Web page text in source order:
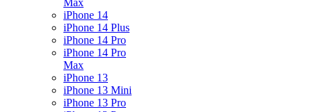
Max
iPhone 14
iPhone 14 Plus
iPhone 14 Pro
iPhone 14 Pro
Max
iPhone 13
iPhone 13 Mini
iPhone 13 Pro